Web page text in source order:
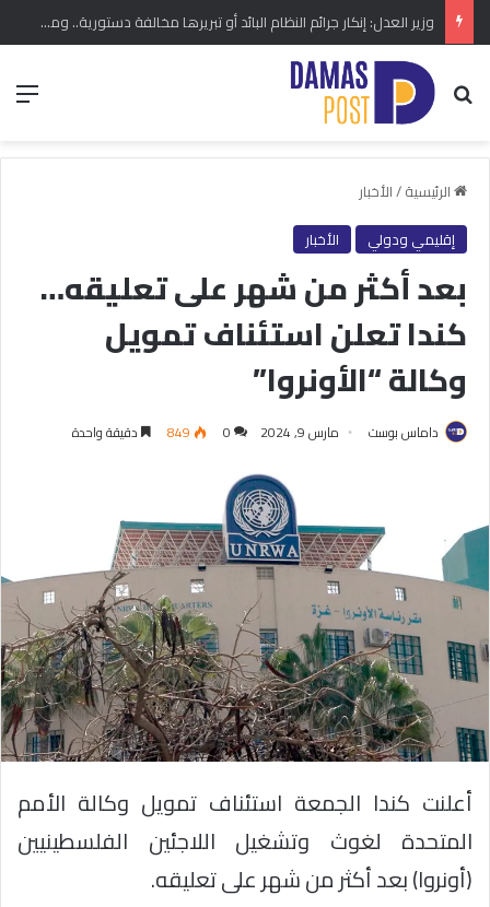
وزير العدل: إنكار جرائم النظام البائد أو تبريرها مخالفة دستورية.. ومشروع قانون خاص إلى مجلس الشعب
بحث عن
الرئيسية/الأخبار
إقليمي ودولي
الأخبار
بعد أكثر من شهر على تعليقه…
كندا تعلن استئناف تمويل
وكالة “الأونروا”
داماس بوست مارس 9, 2024 0
849 دقيقة واحدة
أعلنت كندا الجمعة استئناف تمويل وكالة الأمم
المتحدة لغوث وتشغيل اللاجئين الفلسطينيين
(أونروا) بعد أكثر من شهر على تعليقه.